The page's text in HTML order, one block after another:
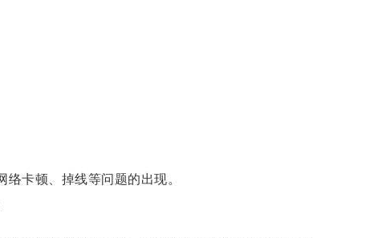
卡顿、掉线等问题的出现。